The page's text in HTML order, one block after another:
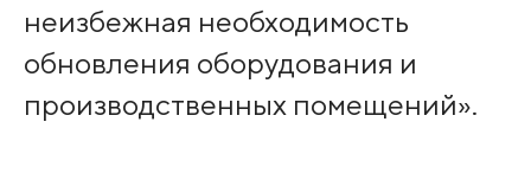
неизбежная необходимость
обновления оборудования и
производственных помещений».